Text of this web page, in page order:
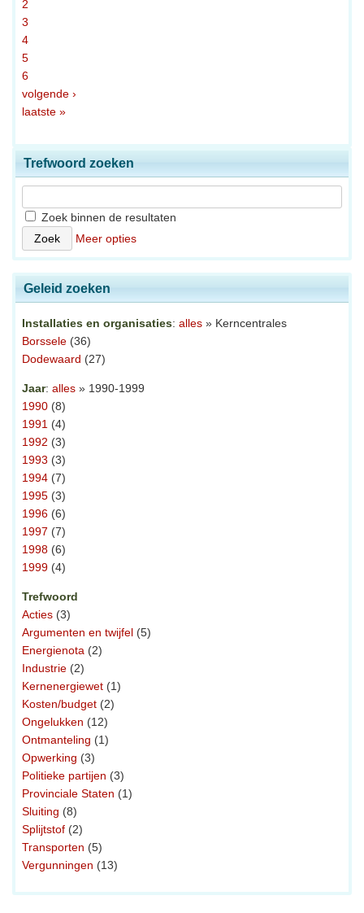
2
3
4
5
6
volgende ›
laatste »
Trefwoord zoeken
Zoek binnen de resultaten
Meer opties
Geleid zoeken
Installaties en organisaties: alles » Kerncentrales
Borssele (36)
Dodewaard (27)
Jaar: alles » 1990-1999
1990 (8)
1991 (4)
1992 (3)
1993 (3)
1994 (7)
1995 (3)
1996 (6)
1997 (7)
1998 (6)
1999 (4)
Trefwoord
Acties (3)
Argumenten en twijfel (5)
Energienota (2)
Industrie (2)
Kernenergiewet (1)
Kosten/budget (2)
Ongelukken (12)
Ontmanteling (1)
Opwerking (3)
Politieke partijen (3)
Provinciale Staten (1)
Sluiting (8)
Splijtstof (2)
Transporten (5)
Vergunningen (13)